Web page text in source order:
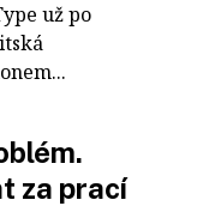
už po
za prací